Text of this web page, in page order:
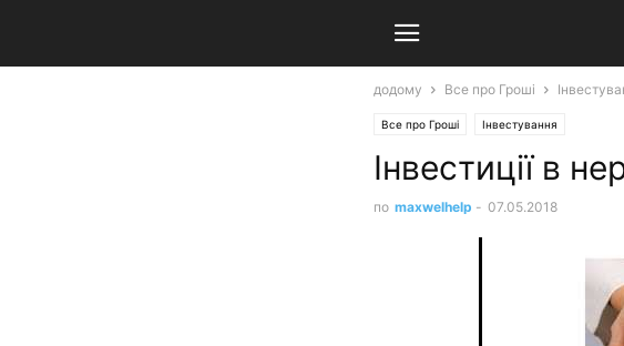
додому Все про Гроші
Все про Гроші Інвестування
Інвестиції в
по maxwelhelp - 07.05.2018